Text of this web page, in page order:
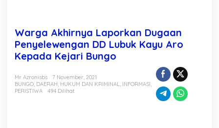
e
n
y
e
e
w
Warga Akhirnya Laporkan Dugaan
Penyelewengan DD Lubuk Kayu Aro
Kepada Kejari Bungo
Mr Azronisbs
7 November, 2021
BUNGO, DAERAH, HUKUM DAN KRIMINAL, INFORMASI,
PERISTIWA
494 Dilihat